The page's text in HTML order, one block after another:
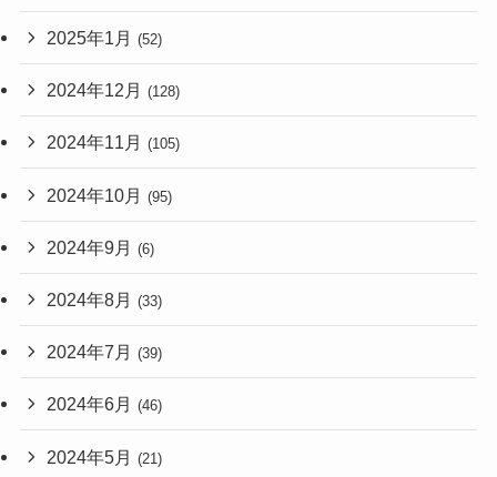
2025年1月 (52)
2024年12月 (128)
2024年11月 (105)
2024年10月 (95)
2024年9月 (6)
2024年8月 (33)
2024年7月 (39)
2024年6月 (46)
2024年5月 (21)